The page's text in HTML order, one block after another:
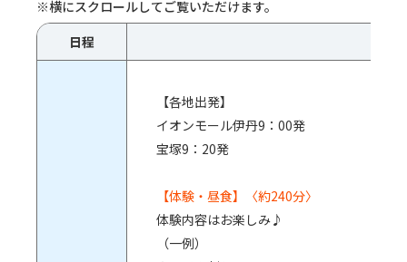
日程
【各地出発】
イオンモール伊丹9：00発
宝塚9：20発
【体験・昼食】〈約240分〉
体験内容はお楽しみ♪
（一例）